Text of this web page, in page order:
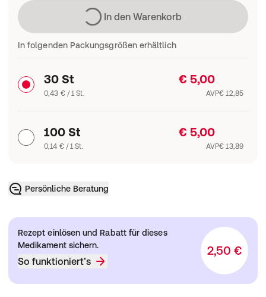
LädtIn den Warenkorb
In folgenden Packungsgrößen erhältlich
30 St
0,43 € / 1 St.
€ 5,00
AVP€ 12,85
100 St
0,14 € / 1 St.
€ 5,00
AVP€ 13,89
Persönliche Beratung
Rezept einlösen und Rabatt für dieses
Medikament sichern.
So funktioniert’s
2,50 €